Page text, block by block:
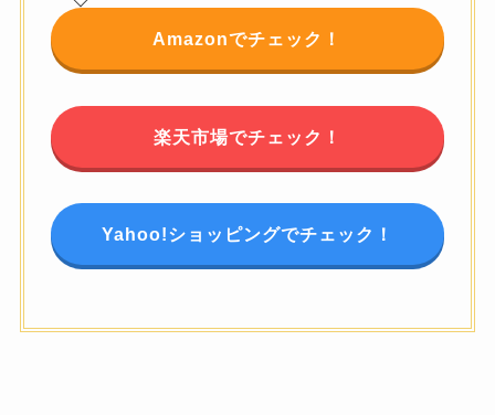
Amazonでチェック！
楽天市場でチェック！
Yahoo!ショッピングでチェック！